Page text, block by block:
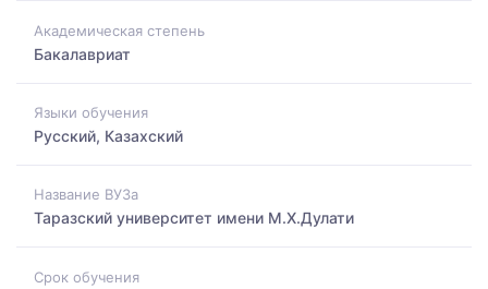
Академическая степень
Бакалавриат
Языки обучения
Русский, Казахский
Название ВУЗа
Таразский университет имени М.Х.Дулати
Срок обучения